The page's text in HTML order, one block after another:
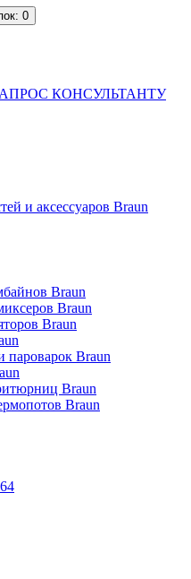
: 0
ЗАПРОС КОНСУЛЬТАНТУ
Braun
Braun
Braun
пароварок Braun
Braun
Braun